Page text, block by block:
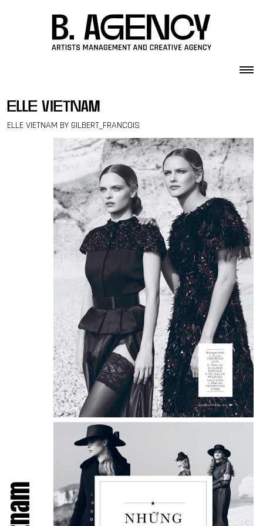
elle vietnam
ELLE VIETNAM BY GILBERT_FRANCOIS